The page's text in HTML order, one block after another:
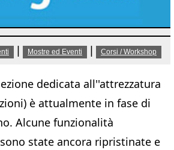
Mostre ed Eventi Corsi / Workshop
dedicata all''attrezzatura
è attualmente in fase di
Alcune funzionalità
state ancora ripristinate e